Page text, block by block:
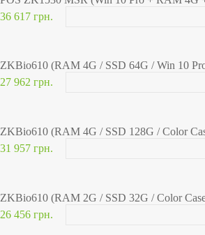
36 617 грн.
ZKBio610 (RAM 4G / SSD 64G / Win 10
27 962 грн.
ZKBio610 (RAM 4G / SSD 128G / Color
31 957 грн.
ZKBio610 (RAM 2G / SSD 32G / Color
26 456 грн.